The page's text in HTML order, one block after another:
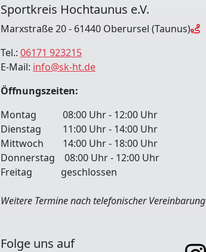
Sportkreis Hochtaunus e.V.
Marxstraße 20 - 61440 Oberursel (Taunus)
Tel.: 06171 923215
E-Mail: info@sk-ht.de
Öffnungszeiten:
Montag 08:00 Uhr - 12:00 Uhr
Dienstag 11:00 Uhr - 14:00 Uhr
Mittwoch 14:00 Uhr - 18:00 Uhr
Donnerstag 08:00 Uhr - 12:00 Uhr
Freitag geschlossen
Weitere Termine nach telefonischer Vereinbarung
Folge uns auf